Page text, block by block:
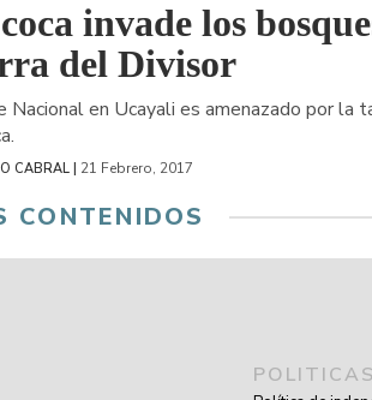
invade los
del Divisor
Nacional en Ucayali es amenazado por la
CABRAL | 21 Febrero, 2017
CONTENIDOS
POLITICAS